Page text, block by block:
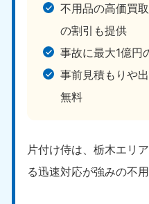
不用品の高価買
の割引も提供
事故に最大1億円
事前見積もりや
無料
片付け侍は、栃木エリ
る迅速対応が強みの不